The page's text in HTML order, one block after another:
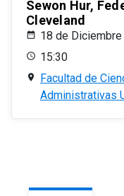
Sewon Hur,
Cleveland
18 de
15:30
Facultad de
Administrativas